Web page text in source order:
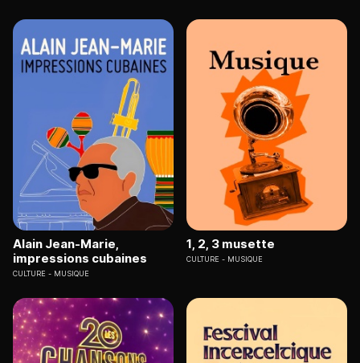
Alain Jean-Marie,
impressions cubaines
CULTURE MUSIQUE
1, 2, 3 musette
CULTURE MUSIQUE